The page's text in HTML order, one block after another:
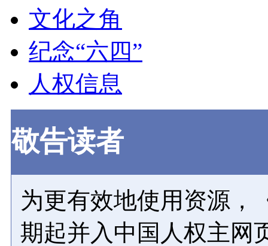
文化之角
纪念“六四”
人权信息
敬告读者
为更有效地使用资源，
期起并入中国人权主网